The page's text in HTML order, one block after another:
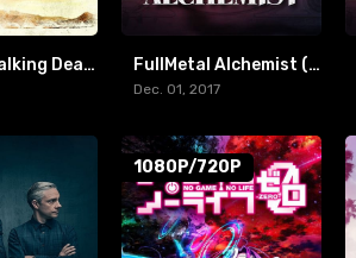
Fear the Walking Dead Temporada 3 (2017) FullMetal Alchemist (2017) [BR-RIP] [1080p/720p]
Dec. 01, 2017
1080P/720P